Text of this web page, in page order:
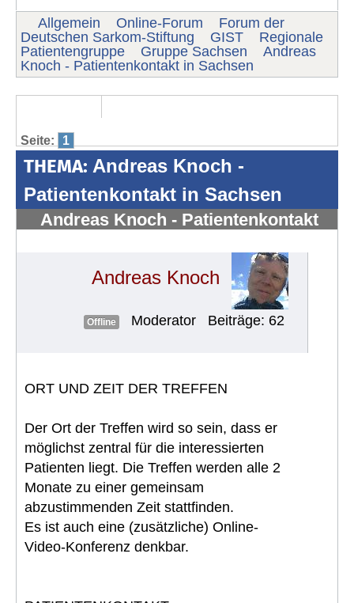
Allgemein Online-Forum
Forum der
Deutschen Sarkom-Stiftung
GIST
Regionale
Patientengruppe
Gruppe Sachsen
Andreas
Knoch - Patientenkontakt in Sachsen
Seite: 1
THEMA: Andreas Knoch -
Patientenkontakt in Sachsen
Andreas Knoch - Patientenkontakt
Andreas Knoch
Offline Moderator Beiträge: 62
ORT UND ZEIT DER TREFFEN
Der Ort der Treffen wird so sein, dass er
möglichst zentral für die interessierten
Patienten liegt. Die Treffen werden alle 2
Monate zu einer gemeinsam
abzustimmenden Zeit stattfinden.
Es ist auch eine (zusätzliche) Online-
Video-Konferenz denkbar.